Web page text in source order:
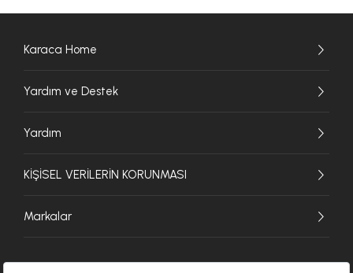
Karaca Home
Yardım ve Destek
Yardım
KİŞİSEL VERİLERİN KORUNMASI
Markalar